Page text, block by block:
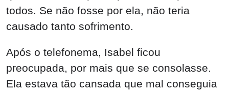
todos. Se não fosse por ela, não teria
causado tanto sofrimento.
Após o telefonema, Isabel ficou
preocupada, por mais que se consolasse.
Ela estava tão cansada que mal conseguia